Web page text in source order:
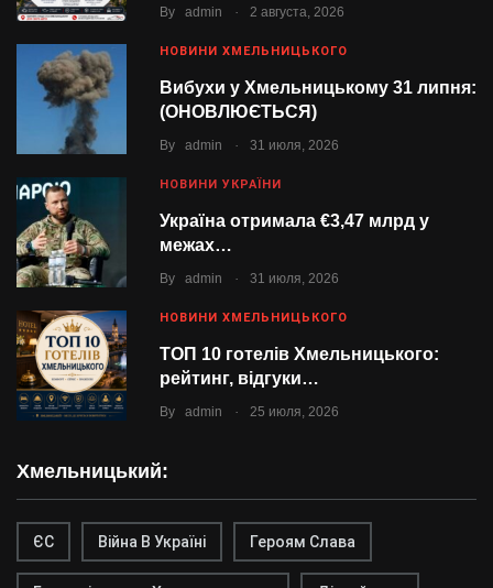
By admin . 2 августа, 2026
НОВИНИ ХМЕЛЬНИЦЬКОГО
Вибухи у Хмельницькому 31 липня:
(ОНОВЛЮЄТЬСЯ)
By admin . 31 июля, 2026
НОВИНИ УКРАЇНИ
Україна отримала €3,47 млрд у
межах…
By admin . 31 июля, 2026
НОВИНИ ХМЕЛЬНИЦЬКОГО
ТОП 10 готелів Хмельницького:
рейтинг, відгуки…
By admin . 25 июля, 2026
Хмельницький:
ЄС Війна В Україні Героям Слава